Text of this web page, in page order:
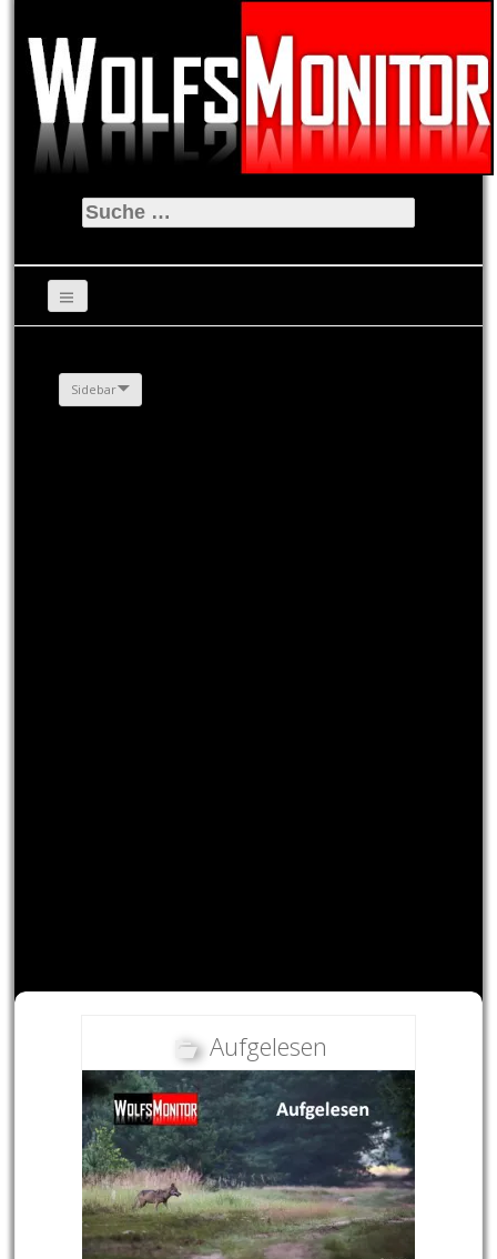
Suche
nach:
Sidebar
Aufgelesen